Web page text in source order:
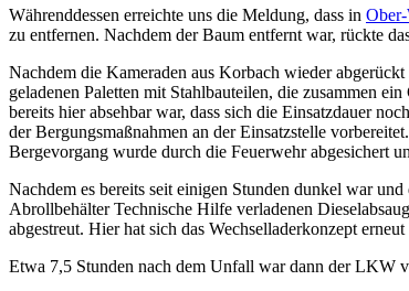
Währenddessen erreichte uns die Meldung, dass in
zu entfernen. Nachdem der Baum entfernt war, rückte
Nachdem die Kameraden aus Korbach wieder
geladenen Paletten mit Stahlbauteilen, die zusammen
bereits hier absehbar war, dass sich die Einsatzdauer
der Bergungsmaßnahmen an der Einsatzstelle
Bergevorgang wurde durch die Feuerwehr abgesichert
Nachdem es bereits seit einigen Stunden dunkel war
Abrollbehälter Technische Hilfe verladenen
abgestreut. Hier hat sich das Wechselladerkonzept
Etwa 7,5 Stunden nach dem Unfall war dann der LKW